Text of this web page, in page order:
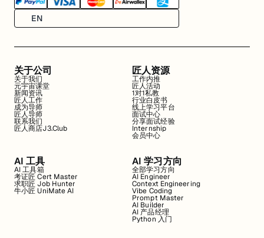
EN
关于公司
关于我们
元宇宙课堂
新闻资讯
匠人工作
成为导师
匠人导师
联系我们
匠人商店J3.Club
匠人资源
工作内推
匠人活动
1对1私教
行业白皮书
线上学习平台
面试中心
分享面试经验
Internship
会员中心
AI 工具
AI 工具箱
考证匠 Cert Master
求职匠 Job Hunter
牛小匠 UniMate AI
AI 学习方向
全部学习方向
AI Engineer
Context Engineering
Vibe Coding
Prompt Master
AI Builder
AI 产品经理
Python 入门